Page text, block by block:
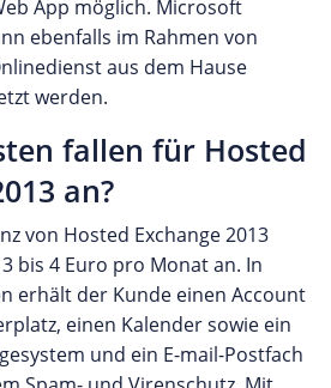
App möglich. Microsoft
ebenfalls im Rahmen von
aus dem Hause
werden.
fallen für Hosted
an?
von Hosted Exchange 2013
bis 4 Euro pro Monat an. In
erhält der Kunde einen Account
einen Kalender sowie ein
und ein E-mail-Postfach